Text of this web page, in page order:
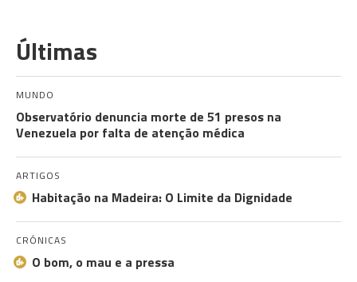
Últimas
MUNDO
Observatório denuncia morte de 51 presos na
Venezuela por falta de atenção médica
ARTIGOS
Habitação na Madeira: O Limite da Dignidade
CRÓNICAS
O bom, o mau e a pressa